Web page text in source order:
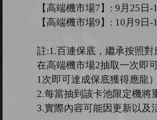
【高端機市場7】 : 9月 25 日-
【高端機市場9】 : 10月 9 日-
註:1.百連保底，繼承按照
在高端機市場2抽取一次即
1次即可達成保底獲得應龍）
2.每當抽到該卡池限定機將
3.實際內容可能因更新以及